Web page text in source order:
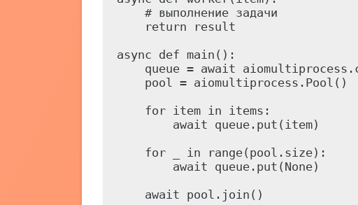
    # выполнение задачи
    return result
async def main():
queue = await
    pool = aiomultiprocess.Pool()
    for item in items:
        await queue.put(item)
    for _ in range(pool.size):
        await queue.put(None)
    await pool.join()